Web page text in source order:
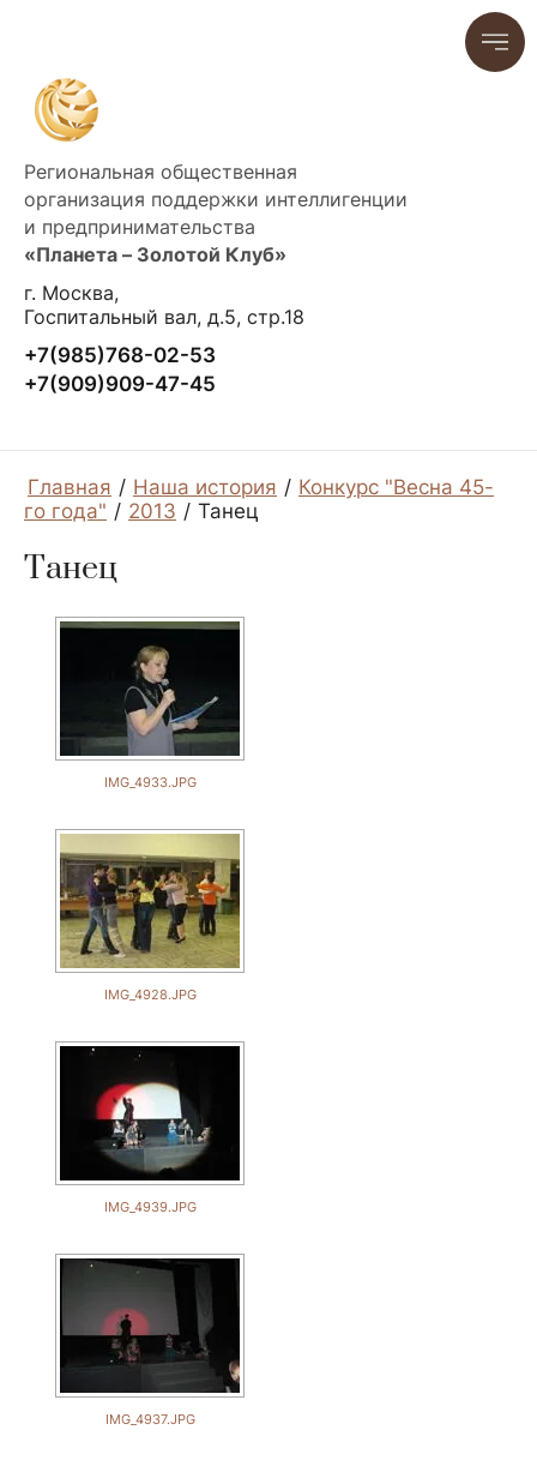
Региональная общественная
организация поддержки интеллигенции
и предпринимательства
«Планета – Золотой Клуб»
г. Москва,
Госпитальный вал, д.5, стр.18
+7(985)768-02-53
+7(909)909-47-45
Главная / Наша история / Конкурс "Весна 45-
го года" / 2013 / Танец
Танец
IMG_4933.JPG
IMG_4928.JPG
IMG_4939.JPG
IMG_4937.JPG